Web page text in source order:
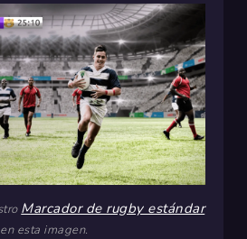
Marcador de rugby estándar
en esta imagen.